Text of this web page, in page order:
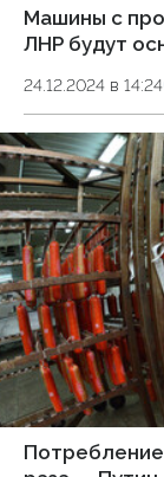
Машины с
ЛНР будут
24.12.2024 в 14:24